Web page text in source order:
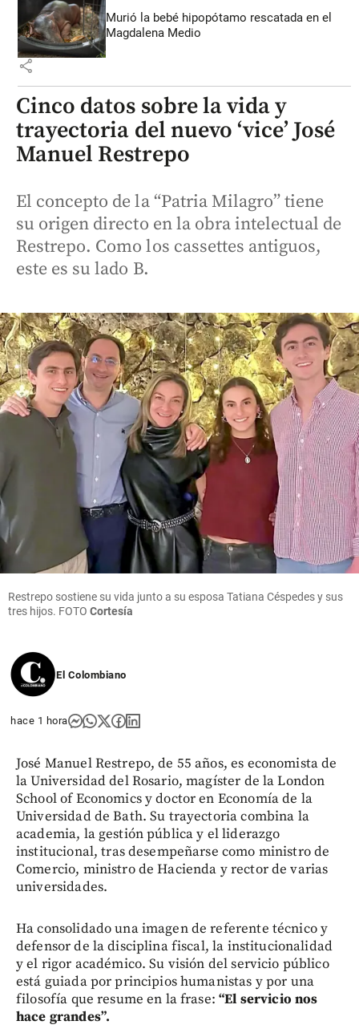
Murió la bebé hipopótamo rescatada en el
Magdalena Medio
share
Cinco datos sobre la vida y
trayectoria del nuevo ‘vice’ José
Manuel Restrepo
El concepto de la “Patria Milagro” tiene
su origen directo en la obra intelectual de
Restrepo. Como los cassettes antiguos,
este es su lado B.
Restrepo sostiene su vida junto a su esposa Tatiana Céspedes y sus
tres hijos. FOTO Cortesía
El Colombiano
hace 1 hora
José Manuel Restrepo, de 55 años, es economista de
la Universidad del Rosario, magíster de la London
School of Economics y doctor en Economía de la
Universidad de Bath. Su trayectoria combina la
academia, la gestión pública y el liderazgo
institucional, tras desempeñarse como ministro de
Comercio, ministro de Hacienda y rector de varias
universidades.
Ha consolidado una imagen de referente técnico y
defensor de la disciplina fiscal, la institucionalidad
y el rigor académico. Su visión del servicio público
está guiada por principios humanistas y por una
filosofía que resume en la frase:“El servicio nos
hace grandes”.